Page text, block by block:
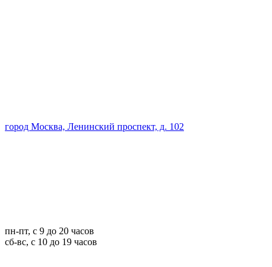
город Москва, Ленинский проспект, д. 102
пн-пт, с 9 до 20 часов
сб-вс, с 10 до 19 часов